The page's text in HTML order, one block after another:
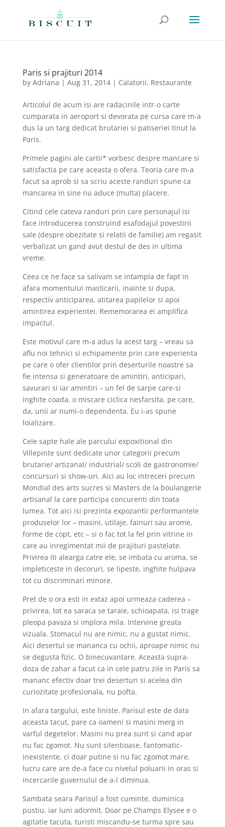
Paris si prajituri 2014
by Adriana | Aug 31, 2014| Calatorii, Restaurante
Articolul de acum isi are radacinile intr-o carte
cumparata in aeroport si devorata pe cursa care m-a
dus la un targ dedicat brutariei si patiseriei tinut la
Paris.
Primele pagini ale cartii* vorbesc despre mancare si
satisfactia pe care aceasta o ofera. Teoria care m-a
facut sa aprob si sa scriu aceste randuri spune ca
mancarea in sine nu aduce (multa) placere.
Citind cele cateva randuri prin care personajul isi
face introducerea construind esafodajul povestirii
sale (despre obezitate si relatii de familie) am regasit
verbalizat un gand avut destul de des in ultima
vreme.
Ceea ce ne face sa salivam se intampla de fapt in
afara momentului masticarii, inainte si dupa,
respectiv anticiparea, atitarea papilelor si apoi
amintirea experientei. Rememorarea ei amplifica
impactul.
Este motivul care m-a adus la acest targ – vreau sa
aflu noi tehnici si echipamente prin care experienta
pe care o ofer clientilor prin deserturile noastre sa
fie intensa si generatoare de amintiri, anticipari,
savurari si iar amintiri – un fel de sarpe care-si
inghite coada, o miscare ciclica nesfarsita, pe care,
da, unii ar numi-o dependenta. Eu i-as spune
loializare.
Cele sapte hale ale parcului expoxitional din
Villepinte sunt dedicate unor categorii precum
brutarie/ artizanal/ industrial/ scoli de gastronomie/
concursuri si show-uri. Aici au loc intreceri precum
Mondial des arts sucres si Masters de la boulangerie
artisanal la care participa concurenti din toata
lumea. Tot aici isi prezinta expozantii performantele
produselor lor – masini, utilaje, fainuri sau arome,
forme de copt, etc – si o fac tot la fel prin vitrine in
care au inregimentat mii de prajituri pastelate.
Privirea iti alearga catre ele, se imbata cu aroma, se
impleticeste in decoruri, se lipeste, inghite hulpava
tot cu discriminari minore.
Pret de o ora esti in extaz apoi urmeaza caderea –
privirea, tot ea saraca se taraie, schioapata, isi trage
pleopa pavaza si implora mila. Intervine greata
vizuala. Stomacul nu are nimic, nu a gustat nimic.
Aici desertul se mananca cu ochii, aproape nimic nu
se degusta fizic. O binecuvantare. Aceasta supra-
doza de zahar a facut ca in cele patru zile in Paris sa
mananc efectiv doar trei deserturi si acelea din
curiozitate profesionala, nu pofta.
In afara targului, este liniste. Parisul este de data
aceasta tacut, pare ca oameni si masini merg in
varful degetelor. Masini nu prea sunt si cand apar
nu fac zgomot. Nu sunt silentioase, fantomatic-
inexistente, ci doar putine si nu fac zgomot mare,
lucru care are de-a face cu nivelul poluarii in oras si
incercarile guvernului de a-l diminua.
Sambata seara Parisul a fost cuminte, duminica
pustiu, iar luni adormit. Doar pe Champs Elysee e o
agitatie tacuta, turisti miscandu-se turma spre sau